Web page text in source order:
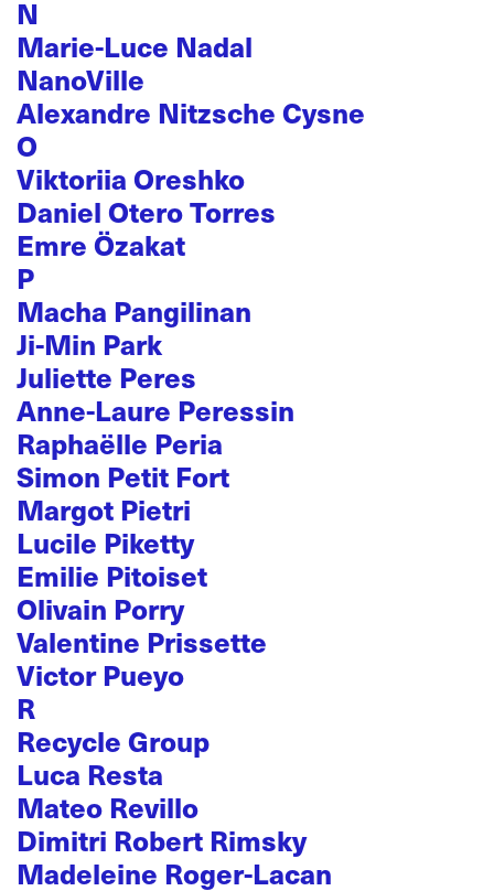
N
Marie-Luce Nadal
NanoVille
Alexandre Nitzsche Cysne
O
Viktoriia Oreshko
Daniel Otero Torres
Emre Özakat
P
Macha Pangilinan
Ji-Min Park
Juliette Peres
Anne-Laure Peressin
Raphaëlle Peria
Simon Petit Fort
Margot Pietri
Lucile Piketty
Emilie Pitoiset
Olivain Porry
Valentine Prissette
Victor Pueyo
R
Recycle Group
Luca Resta
Mateo Revillo
Dimitri Robert Rimsky
Madeleine Roger-Lacan